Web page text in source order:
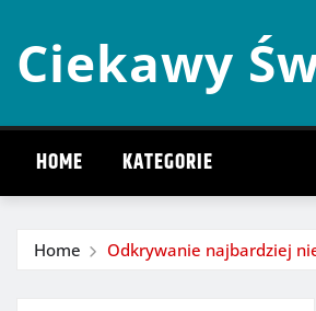
content
Ciekawy
HOME KATEGORIE
Home Odkrywanie najbardziej